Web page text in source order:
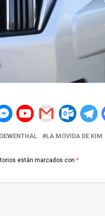
LA MOVIDA DE KIM
están marcados con *